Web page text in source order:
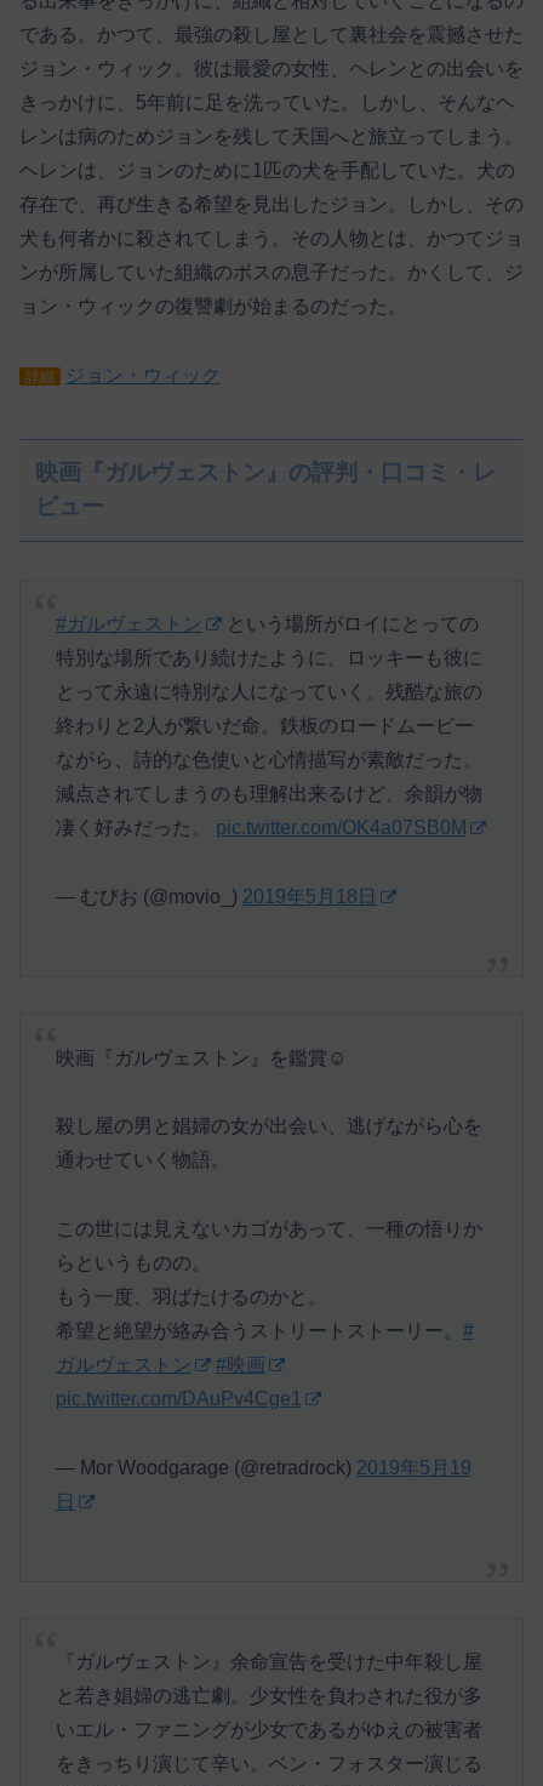
である。かつて、最強の殺し屋として裏社会を震撼させた
ジョン・ウィック。彼は最愛の女性、ヘレンとの出会いを
きっかけに、5年前に足を洗っていた。しかし、そんなヘ
レンは病のためジョンを残して天国へと旅立ってしまう。
ヘレンは、ジョンのために1匹の犬を手配していた。犬の
存在で、再び生きる希望を見出したジョン。しかし、その
犬も何者かに殺されてしまう。その人物とは、かつてジョ
ンが所属していた組織のボスの息子だった。かくして、ジ
ョン・ウィックの復讐劇が始まるのだった。
詳細 ジョン・ウィック
映画『ガルヴェストン』の評判・口コミ・レ
ビュー
#ガルヴェストン
という場所がロイにとっての
特別な場所であり続けたように、ロッキーも彼に
とって永遠に特別な人になっていく。残酷な旅の
終わりと2人が繋いだ命。鉄板のロードムービー
ながら、詩的な色使いと心情描写が素敵だった。
減点されてしまうのも理解出来るけど、余韻が物
凄く好みだった。 pic.twitter.com/OK4a07SB0M
— むびお (@movio_) 2019年5月18日
映画『ガルヴェストン』を鑑賞☺️
殺し屋の男と娼婦の女が出会い、逃げながら心を
通わせていく物語。
この世には見えないカゴがあって、一種の悟りか
らというものの。
もう一度、羽ばたけるのかと。
希望と絶望が絡み合うストリートストーリー。 #
ガルヴェストン
#映画
pic.twitter.com/DAuPv4Cge1
— Mor Woodgarage (@retradrock) 2019年5月19
日
『ガルヴェストン』余命宣告を受けた中年殺し屋
と若き娼婦の逃亡劇。少女性を負わされた役が多
いエル・ファニングが少女であるがゆえの被害者
をきっちり演じて辛い。ベン・フォスター演じる